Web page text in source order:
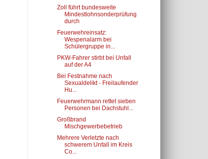
Zoll führt bundesweite
Mindestlohnsonderprüfung
durch
Feuerwehreinsatz:
Wespenalarm bei
Schülergruppe in...
PKW-Fahrer stirbt bei Unfall
auf der A4
Bei Festnahme nach
Sexualdelikt - Freilaufender
Hu...
Feuerwehrmann rettet sieben
Personen bei Dachstuhl...
Großbrand
Mischgewerbebetrieb
Mehrere Verletzte nach
schwerem Unfall im Kreis
Co...